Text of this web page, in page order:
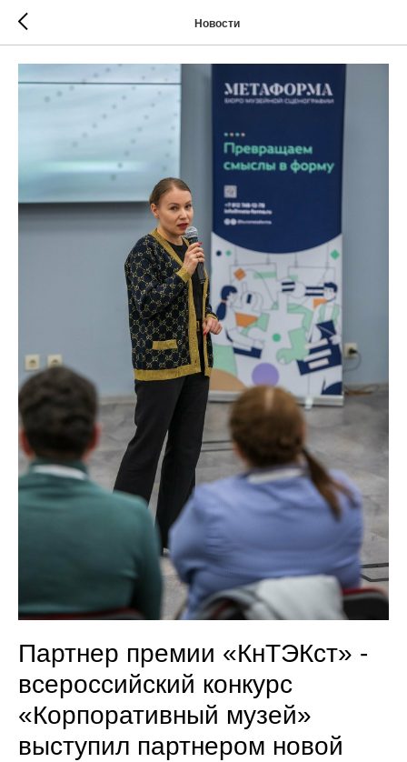
Новости
Партнер премии «КнТЭКст» -
всероссийский конкурс
«Корпоративный музей»
выступил партнером новой